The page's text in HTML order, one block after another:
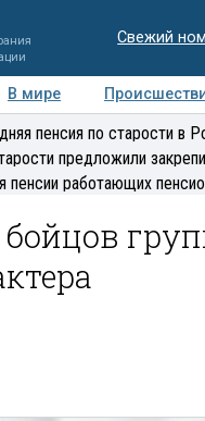
Свежий
В мире
Медиацентр
пенсия по старости в
предложили
пенсии работающих
бойцов